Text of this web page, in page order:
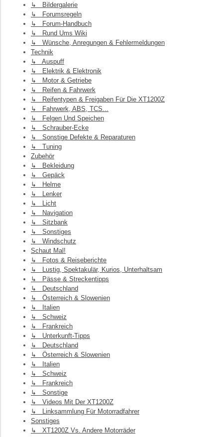
↳ Bildergalerie
↳ Forumsregeln
↳ Forum-Handbuch
↳ Rund Ums Wiki
↳ Wünsche, Anregungen & Fehlermeldungen
Technik
↳ Auspuff
↳ Elektrik & Elektronik
↳ Motor & Getriebe
↳ Reifen & Fahrwerk
↳ Reifentypen & Freigaben Für Die XT1200Z
↳ Fahrwerk, ABS, TCS...
↳ Felgen Und Speichen
↳ Schrauber-Ecke
↳ Sonstige Defekte & Reparaturen
↳ Tuning
Zubehör
↳ Bekleidung
↳ Gepäck
↳ Helme
↳ Lenker
↳ Licht
↳ Navigation
↳ Sitzbank
↳ Sonstiges
↳ Windschutz
Schaut Mal!
↳ Fotos & Reiseberichte
↳ Lustig, Spektakulär, Kurios, Unterhaltsam
↳ Pässe & Streckentipps
↳ Deutschland
↳ Österreich & Slowenien
↳ Italien
↳ Schweiz
↳ Frankreich
↳ Unterkunft-Tipps
↳ Deutschland
↳ Österreich & Slowenien
↳ Italien
↳ Schweiz
↳ Frankreich
↳ Sonstige
↳ Videos Mit Der XT1200Z
↳ Linksammlung Für Motorradfahrer
Sonstiges
↳ XT1200Z Vs. Andere Motorräder